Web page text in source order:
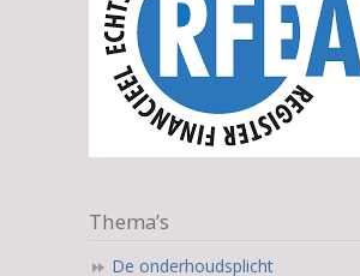
Thema’s
De onderhoudsplicht